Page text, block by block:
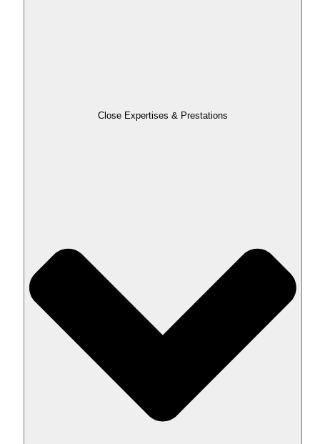
Close Expertises & Prestations